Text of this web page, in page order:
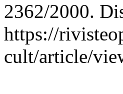
2362/2000.
https://
cult/article/